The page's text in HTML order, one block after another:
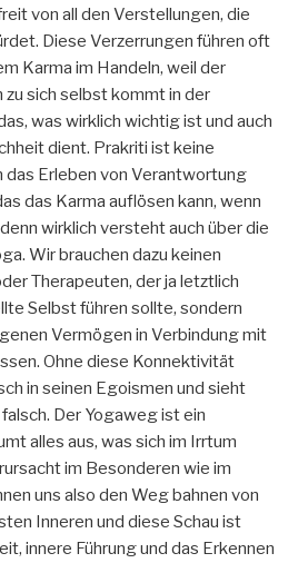
von all den Verstellungen, die
Diese Verzerrungen führen oft
Karma im Handeln, weil der
zu sich selbst kommt in der
was wirklich wichtig ist und auch
dient. Prakriti ist keine
das Erleben von Verantwortung
das Karma auflösen kann, wenn
wirklich versteht auch über die
Wir brauchen dazu keinen
Therapeuten, der ja letztlich
Selbst führen sollte, sondern
Vermögen in Verbindung mit
Ohne diese Konnektivität
in seinen Egoismen und sieht
Der Yogaweg ist ein
alles aus, was sich im Irrtum
im Besonderen wie im
uns also den Weg bahnen von
Inneren und diese Schau ist
innere Führung und das Erkennen